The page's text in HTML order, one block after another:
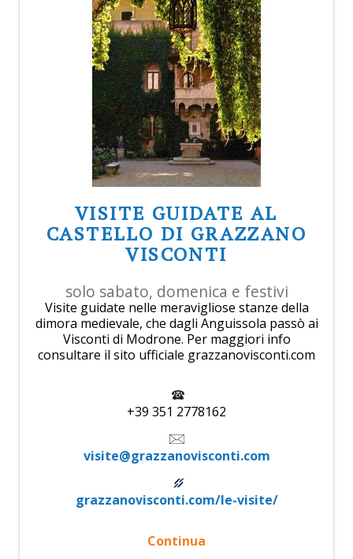
VISITE GUIDATE AL
CASTELLO DI GRAZZANO
VISCONTI
solo sabato, domenica e festivi
Visite guidate nelle meravigliose stanze della
dimora medievale, che dagli Anguissola passò ai
Visconti di Modrone. Per maggiori info
consultare il sito ufficiale grazzanovisconti.com
+39 351 2778162
visite@grazzanovisconti.com
grazzanovisconti.com/le-visite/
Continua